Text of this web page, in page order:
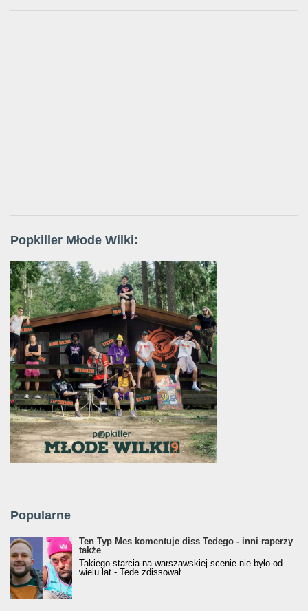
Popkiller Młode Wilki:
Popularne
Ten Typ Mes komentuje diss Tedego - inni raperzy
także
Takiego starcia na warszawskiej scenie nie było od
wielu lat - Tede zdissował...